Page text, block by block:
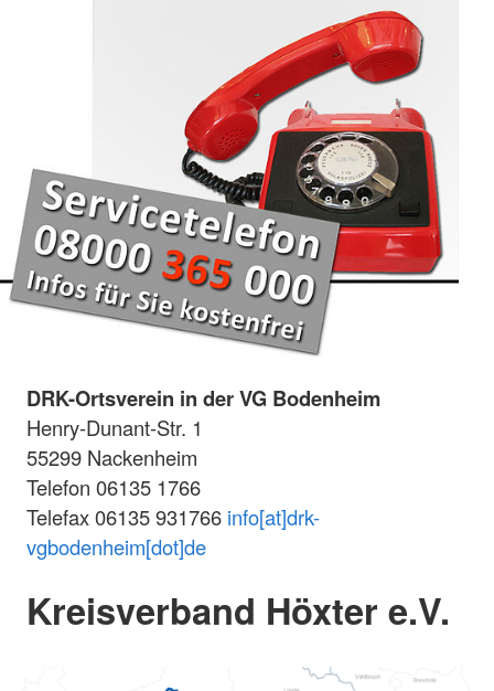
DRK-Ortsverein in der VG Bodenheim
Henry-Dunant-Str. 1
55299 Nackenheim
Telefon 06135 1766
Telefax 06135 931766 info[at]drk-
vgbodenheim[dot]de
Kreisverband Höxter e.V.